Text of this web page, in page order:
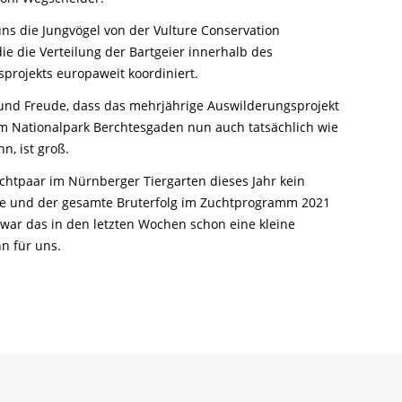
Leuzismus
Naturschauspiel Starenschwärme
Vogel des Jahres
Die häufigsten Wintervögel
Die wichtigsten Zugvögel
Die wichtigsten Alpenvögel
Die wichtigsten Wasservögel
Leicht verwechselbar
Rechtliches zum naturnahen Garten
Gärtnern ohne Torf
Gefahren durch Feuer
Gartensünden
Feuersalamander - praktische
Schutzmaßnahmen
Richtiges Verhalten bei Bodenbrütern
Geocaching: Konfliktvermeidung
Mulchen
Fledermaus gefunden
Igel gefunden
Eichhörnchen gefunden - Erste Hilfe
Umweltstation Wiesmühl mit
Außenstelle Übersee
Schulgarten-Wettbewerb Bayern
Alltagskompetenzen - Schule fürs Leben
die Jungvögel von der Vulture Conservation
die Verteilung der Bartgeier innerhalb des
europaweit koordiniert.
Freude, dass das mehrjährige Auswilderungsprojekt
Nationalpark Berchtesgaden nun auch tatsächlich wie
ist groß.
im Nürnberger Tiergarten dieses Jahr kein
und der gesamte Bruterfolg im Zuchtprogramm 2021
das in den letzten Wochen schon eine kleine
für uns.